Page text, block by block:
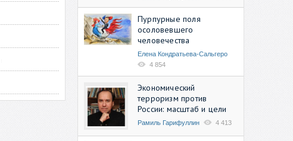
Пурпурные поля
осоловевшего
человечества
Елена Кондратьева-Сальгеро
4 854
Экономический
терроризм против
России: масштаб и цели
Рамиль Гарифуллин 4 413